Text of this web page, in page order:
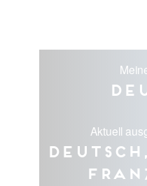
Aktuell